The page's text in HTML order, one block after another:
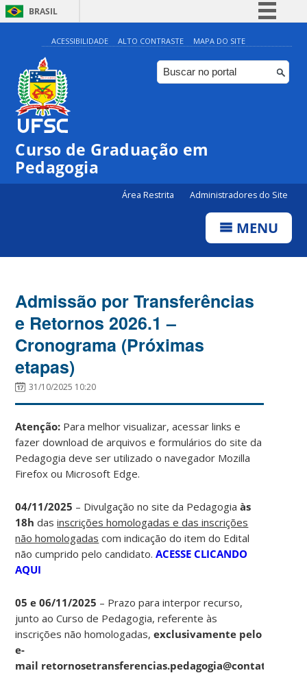
BRASIL
Simplifique!
Comunica BR
Participe
Canais
ACESSIBILIDADE ALTO CONTRASTE MAPA DO SITE
Curso de Graduação em
Pedagogia
Área Restrita Administradores do Site
MENU
Admissão por Transferências
e Retornos 2026.1 –
Cronograma (Próximas
etapas)
31/10/2025 10:20
Atenção: Para melhor visualizar, acessar links e
fazer download de arquivos e formulários do site da
Pedagogia deve ser utilizado o navegador Mozilla
Firefox ou Microsoft Edge.
04/11/2025 – Divulgação no site da Pedagogiaàs
18h dasinscrições homologadas e das inscrições
não homologadas com indicação do item do Edital
não cumprido pelo candidato.ACESSE CLICANDO
AQUI
05 e 06/11/2025 – Prazo para interpor recurso,
junto ao Curso de Pedagogia, referente às
inscrições não homologadas,exclusivamente pelo
e-
mail